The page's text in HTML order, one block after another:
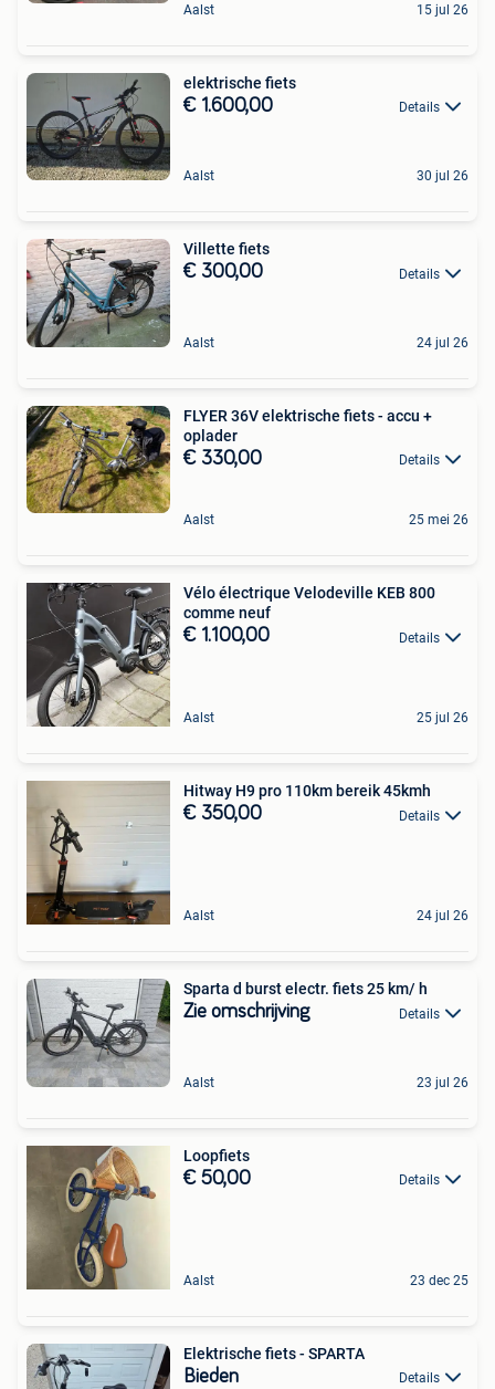
Aalst 15 jul 26
elektrische fiets
€ 1.600,00 Details
Aalst 30 jul 26
Villette fiets
€ 300,00 Details
Aalst 24 jul 26
FLYER 36V elektrische fiets - accu +
oplader
€ 330,00 Details
Aalst 25 mei 26
Vélo électrique Velodeville KEB 800
comme neuf
€ 1.100,00 Details
Aalst 25 jul 26
Hitway H9 pro 110km bereik 45kmh
€ 350,00 Details
Aalst 24 jul 26
Sparta d burst electr. fiets 25 km/ h
Zie omschrijving Details
Aalst 23 jul 26
Loopfiets
€ 50,00 Details
Aalst 23 dec 25
Elektrische fiets - SPARTA
Bieden Details